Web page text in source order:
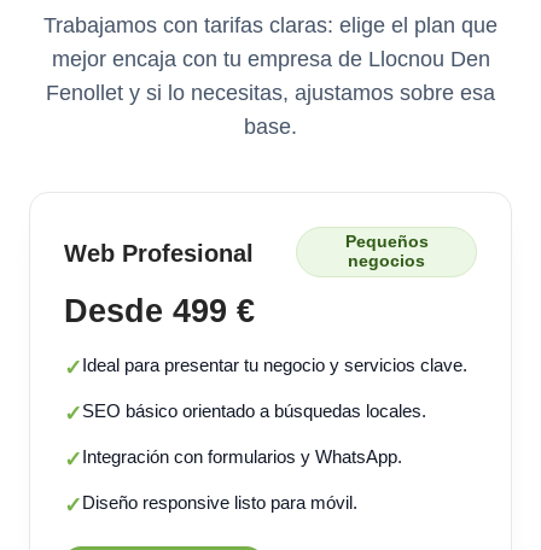
Trabajamos con tarifas claras: elige el plan que
mejor encaja con tu empresa de Llocnou Den
Fenollet y si lo necesitas, ajustamos sobre esa
base.
Web Profesional
Pequeños
negocios
Desde 499 €
✓Ideal para presentar tu negocio y servicios clave.
✓SEO básico orientado a búsquedas locales.
✓Integración con formularios y WhatsApp.
✓Diseño responsive listo para móvil.